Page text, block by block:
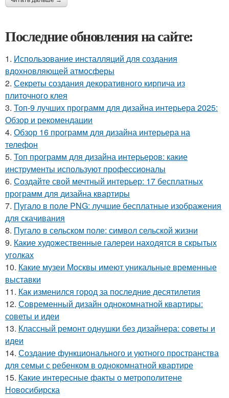
Последние обновления на сайте:
1. Использование инсталляций для создания
вдохновляющей атмосферы
2. Секреты создания декоративного кирпича из
плиточного клея
3. Топ-9 лучших программ для дизайна интерьера 2025:
Обзор и рекомендации
4. Обзор 16 программ для дизайна интерьера на
телефон
5. Топ программ для дизайна интерьеров: какие
инструменты используют профессионалы
6. Создайте свой мечтный интерьер: 17 бесплатных
программ для дизайна квартиры
7. Пугало в поле PNG: лучшие бесплатные изображения
для скачивания
8. Пугало в сельском поле: символ сельской жизни
9. Какие художественные галереи находятся в скрытых
уголках
10. Какие музеи Москвы имеют уникальные временные
выставки
11. Как изменился город за последние десятилетия
12. Современный дизайн однокомнатной квартиры:
советы и идеи
13. Классный ремонт однушки без дизайнера: советы и
идеи
14. Создание функционального и уютного пространства
для семьи с ребенком в однокомнатной квартире
15. Какие интересные факты о метрополитене
Новосибирска